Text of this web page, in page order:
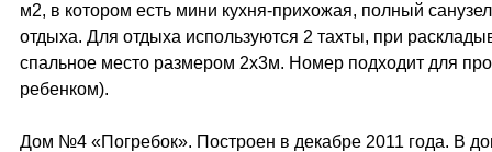
м2, в котором есть мини кухня-прихожая, полный
отдыха. Для отдыха используются 2 тахты, при
спальное место размером 2х3м. Номер подходит для
ребенком).
Дом №4 «Погребок». Построен в декабре 2011 года. В